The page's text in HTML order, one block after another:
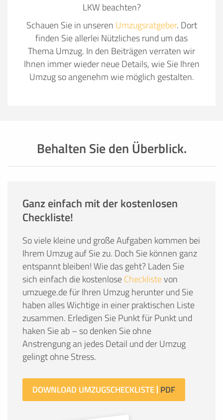
LKW beachten?
Schauen Sie in unseren Umzugsratgeber. Dort
finden Sie allerlei Nützliches rund um das
Thema Umzug. In den Beiträgen verraten wir
Ihnen immer wieder neue Details, wie Sie Ihren
Umzug so angenehm wie möglich gestalten.
Behalten Sie den Überblick.
Ganz einfach mit der kostenlosen
Checkliste!
So viele kleine und große Aufgaben kommen bei
Ihrem Umzug auf Sie zu. Doch Sie können ganz
entspannt bleiben! Wie das geht? Laden Sie
sich einfach die kostenloseChecklistevon
umzuege.de für Ihren Umzug herunter und Sie
haben alles Wichtige in einer praktischen Liste
zusammen. Erledigen Sie Punkt für Punkt und
haken Sie ab – so denken Sie ohne
Anstrengung an jedes Detail und der Umzug
gelingt ohne Stress.
DOWNLOAD UMZUGSCHECKLISTE